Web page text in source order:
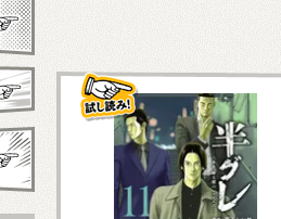
新刊情報